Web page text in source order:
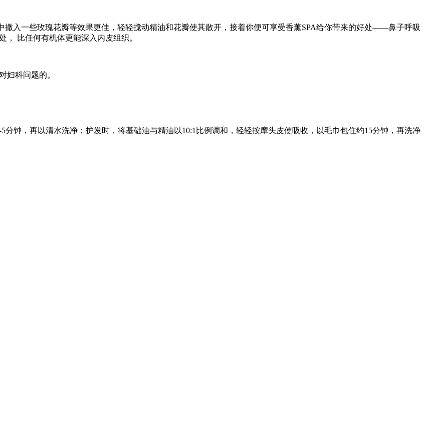
一些玫瑰花瓣等效果更佳，轻轻搅动精油和花瓣使其散开，接着你便可享受香薰SPA给你带来的好处——鼻子呼吸
比任何有机体更能深入内皮组织。
妇科问题的。
，再以清水洗净；护发时，将基础油与精油以10:1比例调和，轻轻按摩头皮使吸收，以毛巾包住约15分钟，再洗净